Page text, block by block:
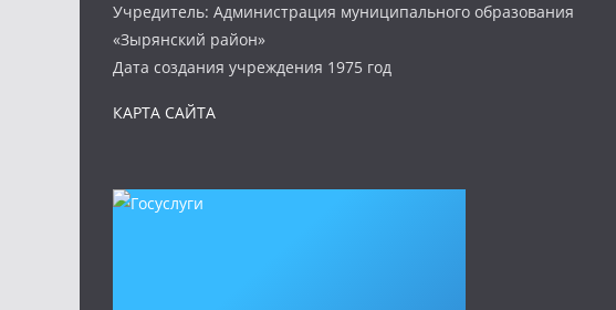
Учредитель: Администрация муниципального образования
«Зырянский район»
Дата создания учреждения 1975 год
КАРТА САЙТА